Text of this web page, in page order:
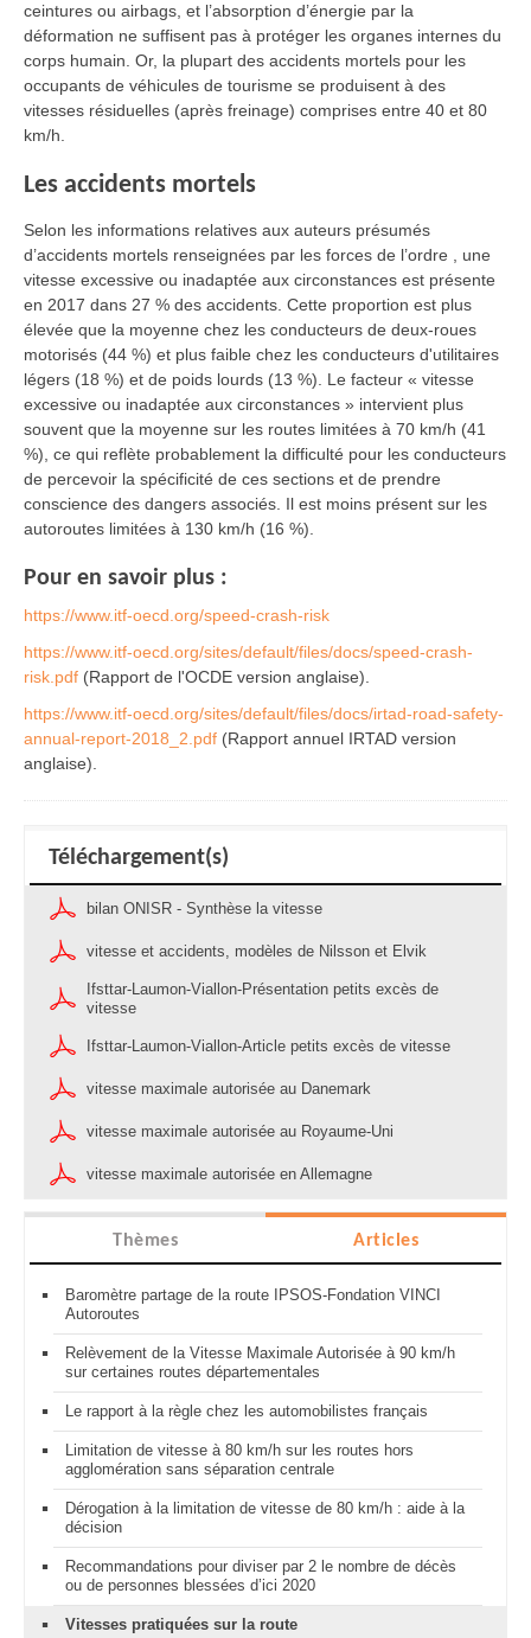
ceintures ou airbags, et l’absorption d’énergie par la
déformation ne suffisent pas à protéger les organes internes du
corps humain. Or, la plupart des accidents mortels pour les
occupants de véhicules de tourisme se produisent à des
vitesses résiduelles (après freinage) comprises entre 40 et 80
km/h.
Les accidents mortels
Selon les informations relatives aux auteurs présumés
d’accidents mortels renseignées par les forces de l’ordre , une
vitesse excessive ou inadaptée aux circonstances est présente
en 2017 dans 27 % des accidents. Cette proportion est plus
élevée que la moyenne chez les conducteurs de deux-roues
motorisés (44 %) et plus faible chez les conducteurs d'utilitaires
légers (18 %) et de poids lourds (13 %). Le facteur « vitesse
excessive ou inadaptée aux circonstances » intervient plus
souvent que la moyenne sur les routes limitées à 70 km/h (41
%), ce qui reflète probablement la difficulté pour les conducteurs
de percevoir la spécificité de ces sections et de prendre
conscience des dangers associés. Il est moins présent sur les
autoroutes limitées à 130 km/h (16 %).
Pour en savoir plus :
https://www.itf-oecd.org/speed-crash-risk
https://www.itf-oecd.org/sites/default/files/docs/speed-crash-
risk.pdf (Rapport de l'OCDE version anglaise).
https://www.itf-oecd.org/sites/default/files/docs/irtad-road-safety-
annual-report-2018_2.pdf (Rapport annuel IRTAD version
anglaise).
Téléchargement(s)
bilan ONISR - Synthèse la vitesse
vitesse et accidents, modèles de Nilsson et Elvik
Ifsttar-Laumon-Viallon-Présentation petits excès de
vitesse
Ifsttar-Laumon-Viallon-Article petits excès de vitesse
vitesse maximale autorisée au Danemark
vitesse maximale autorisée au Royaume-Uni
vitesse maximale autorisée en Allemagne
Thèmes Articles
Baromètre partage de la route IPSOS-Fondation VINCI
Autoroutes
Relèvement de la Vitesse Maximale Autorisée à 90 km/h
sur certaines routes départementales
Le rapport à la règle chez les automobilistes français
Limitation de vitesse à 80 km/h sur les routes hors
agglomération sans séparation centrale
Dérogation à la limitation de vitesse de 80 km/h : aide à la
décision
Recommandations pour diviser par 2 le nombre de décès
ou de personnes blessées d’ici 2020
Vitesses pratiquées sur la route